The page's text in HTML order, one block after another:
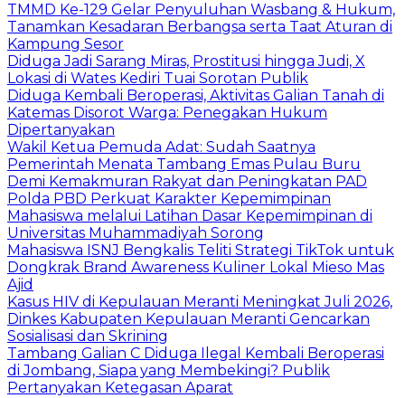
TMMD Ke-129 Gelar Penyuluhan Wasbang & Hukum,
Tanamkan Kesadaran Berbangsa serta Taat Aturan di
Kampung Sesor
Diduga Jadi Sarang Miras, Prostitusi hingga Judi, X
Lokasi di Wates Kediri Tuai Sorotan Publik
Diduga Kembali Beroperasi, Aktivitas Galian Tanah di
Katemas Disorot Warga: Penegakan Hukum
Dipertanyakan
Wakil Ketua Pemuda Adat: Sudah Saatnya
Pemerintah Menata Tambang Emas Pulau Buru
Demi Kemakmuran Rakyat dan Peningkatan PAD
Polda PBD Perkuat Karakter Kepemimpinan
Mahasiswa melalui Latihan Dasar Kepemimpinan di
Universitas Muhammadiyah Sorong
Mahasiswa ISNJ Bengkalis Teliti Strategi TikTok untuk
Dongkrak Brand Awareness Kuliner Lokal Mieso Mas
Ajid
Kasus HIV di Kepulauan Meranti Meningkat Juli 2026,
Dinkes Kabupaten Kepulauan Meranti Gencarkan
Sosialisasi dan Skrining
Tambang Galian C Diduga Ilegal Kembali Beroperasi
di Jombang, Siapa yang Membekingi? Publik
Pertanyakan Ketegasan Aparat